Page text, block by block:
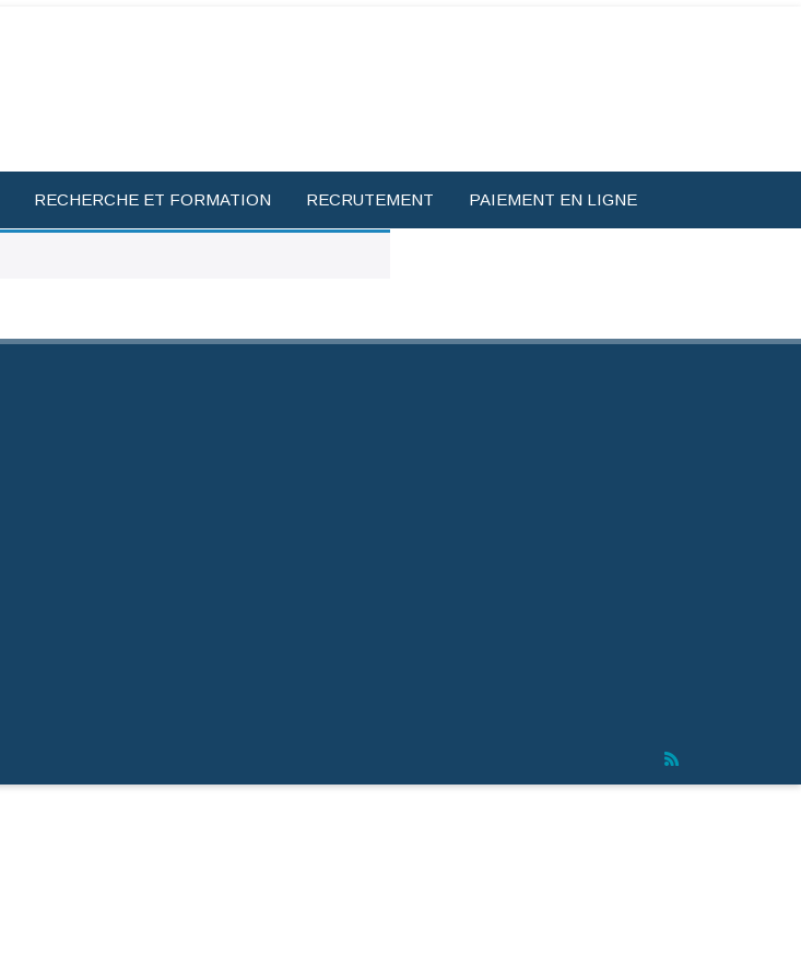
RECHERCHE ET FORMATION RECRUTEMENT PAIEMENT EN LIGNE